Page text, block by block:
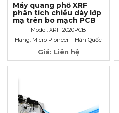
Máy quang phổ XRF
phân tích chiều dày lớp
mạ trên bo mạch PCB
Model: XRF-2020PCB
Hãng: Micro Pioneer – Hàn Quốc
Giá: Liên hệ